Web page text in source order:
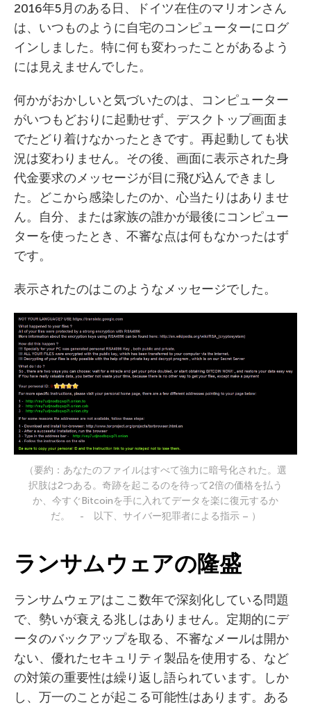
2016年5月のある日、ドイツ在住のマリオンさん
は、いつものように自宅のコンピューターにログ
インしました。特に何も変わったことがあるよう
には見えませんでした。
何かがおかしいと気づいたのは、コンピューター
がいつもどおりに起動せず、デスクトップ画面ま
でたどり着けなかったときです。再起動しても状
況は変わりません。その後、画面に表示された身
代金要求のメッセージが目に飛び込んできまし
た。どこから感染したのか、心当たりはありませ
ん。自分、または家族の誰かが最後にコンピュー
ターを使ったとき、不審な点は何もなかったはず
です。
表示されたのはこのようなメッセージでした。
（要約：あなたのファイルはすべて強力に暗号化された。選
択肢は2つある。奇跡を起こるのを待って2倍の価格を払う
か、今すぐBitcoinを手に入れてデータを楽に復元するか
だ。 - 以下、サイバー犯罪者による指示 – ）
ランサムウェアの隆盛
ランサムウェアはここ数年で深刻化している問題
で、勢いが衰える兆しはありません。定期的にデ
ータのバックアップを取る、不審なメールは開か
ない、優れたセキュリティ製品を使用する、など
の対策の重要性は繰り返し語られています。しか
し、万一のことが起こる可能性はあります。ある